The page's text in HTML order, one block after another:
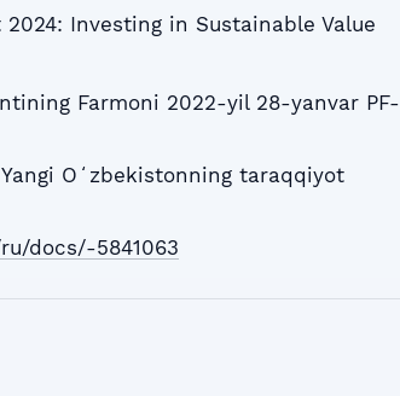
2024: Investing in Sustainable Value
Farmoni 2022-yil 28-yanvar PF-
Oʻzbekistonning taraqqiyot
docs/-5841063